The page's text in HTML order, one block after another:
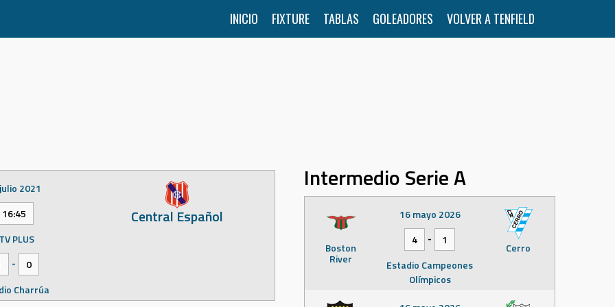
INICIO FIXTURE TABLAS GOLEADORES VOLVER A TENFIELD
Central Español
2021
16:45
PLUS
-
0
Charrúa
Intermedio Serie A
Boston
River
Cerro
16 mayo 2026
4
-
1
Estadio Campeones
Olímpicos